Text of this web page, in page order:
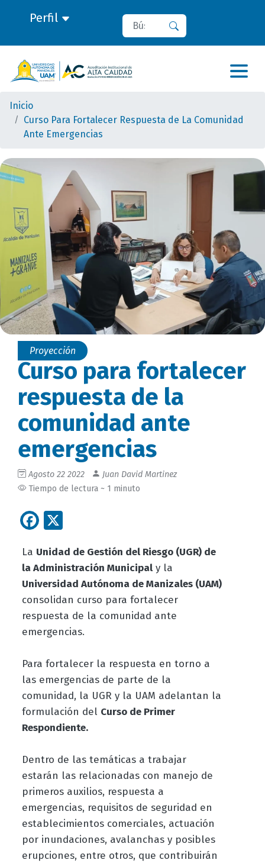
Perfil Buscar
Inicio
Curso Para Fortalecer Respuesta de La Comunidad
Ante Emergencias
Proyección
Curso para fortalecer
respuesta de la
comunidad ante
emergencias
Agosto 22 2022
Juan David Martinez
Tiempo de lectura ~ 1 minuto
Facebook
La Unidad de Gestión del Riesgo (UGR) de
la Administración Municipaly la
Universidad Autónoma de Manizales (UAM)
consolidan curso para fortalecer
respuesta de la comunidad ante
emergencias.
Para fortalecer la respuesta en torno a
las emergencias de parte de la
comunidad, la UGR y la UAM adelantan la
formulación del Curso de Primer
Respondiente.
Dentro de las temáticas a trabajar
estarán las relacionadas con manejo de
primeros auxilios, respuesta a
emergencias, requisitos de seguridad en
establecimientos comerciales, actuación
por inundaciones, avalanchas y posibles
erupciones, entre otros, que contribuirán